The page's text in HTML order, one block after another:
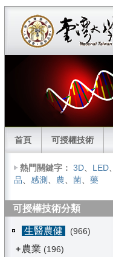
首頁 可授權技術
熱門關鍵字： 3D、 LED、
品、 感測 、 農、 菌、 藥
可授權技術分類
生醫農健
(966)
+ 農業 (196)